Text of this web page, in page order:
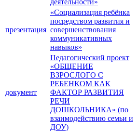
деятельности»
презентация
«Социализация ребёнка
посредством развития и
совершенствования
коммуникативных
навыков»
документ
Педагогический проект
«ОБЩЕНИЕ
ВЗРОСЛОГО С
РЕБЕНКОМ КАК
ФАКТОР РАЗВИТИЯ
РЕЧИ
ДОШКОЛЬНИКА» (по
взаимодействию семьи и
ДОУ)